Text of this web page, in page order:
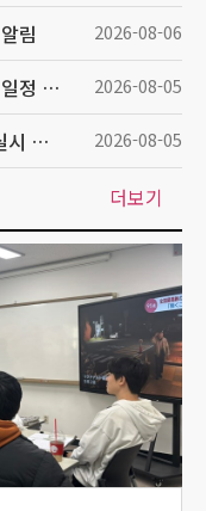
림 2026-08-06
2026학년도 2학기 대학원연구생 등록 일정 알림 2026-08-05
2026학년도 하계 계절학기 강의평가 실시 안내 2026-08-05
더보기